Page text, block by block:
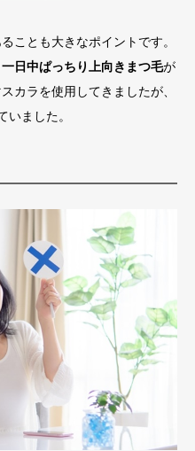
ことも大きなポイントです。
一日中ぱっちり上向きまつ毛が
カラを使用してきましたが、
ました。